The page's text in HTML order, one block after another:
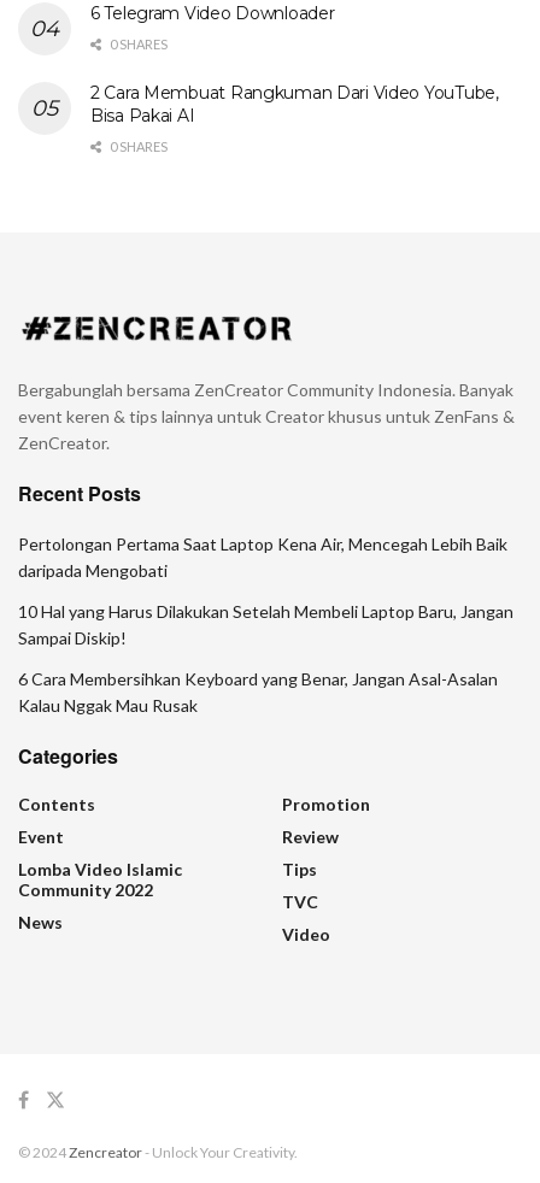
6 Telegram Video Downloader
0 SHARES
2 Cara Membuat Rangkuman Dari Video YouTube,
Bisa Pakai AI
0 SHARES
Bergabunglah bersama ZenCreator Community Indonesia. Banyak
event keren & tips lainnya untuk Creator khusus untuk ZenFans &
ZenCreator.
Recent Posts
Pertolongan Pertama Saat Laptop Kena Air, Mencegah Lebih Baik
daripada Mengobati
10 Hal yang Harus Dilakukan Setelah Membeli Laptop Baru, Jangan
Sampai Diskip!
6 Cara Membersihkan Keyboard yang Benar, Jangan Asal-Asalan
Kalau Nggak Mau Rusak
Categories
Contents
Event
Lomba Video Islamic
Community 2022
News
Promotion
Review
Tips
TVC
Video
© 2024Zencreator- Unlock Your Creativity.